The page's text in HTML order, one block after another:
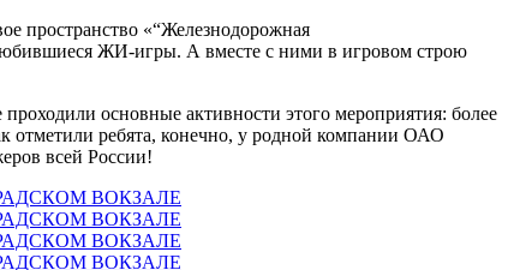
пространство «“Железнодорожная
ЖИ-игры. А вместе с ними в игровом строю
основные активности этого мероприятия: более
отметили ребята, конечно, у родной компании ОАО
всей России!